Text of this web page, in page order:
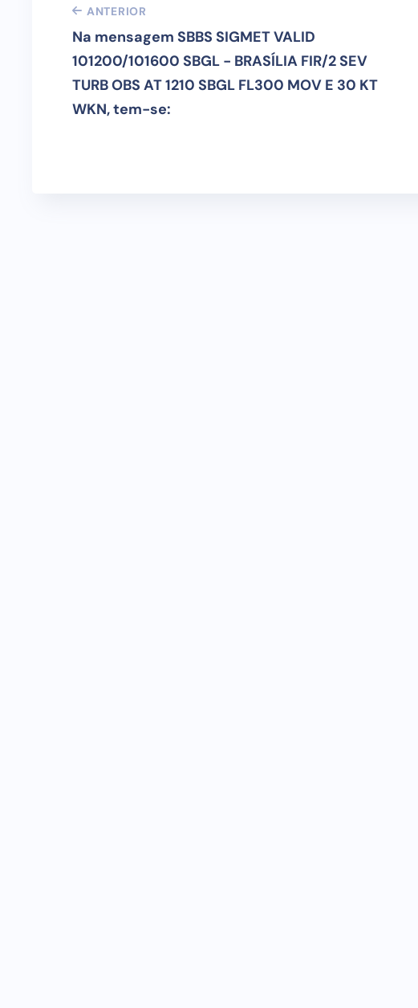
ANTERIOR
Na mensagem SBBS SIGMET VALID
101200/101600 SBGL - BRASÍLIA FIR/2 SEV
TURB OBS AT 1210 SBGL FL300 MOV E 30 KT
WKN, tem-se: